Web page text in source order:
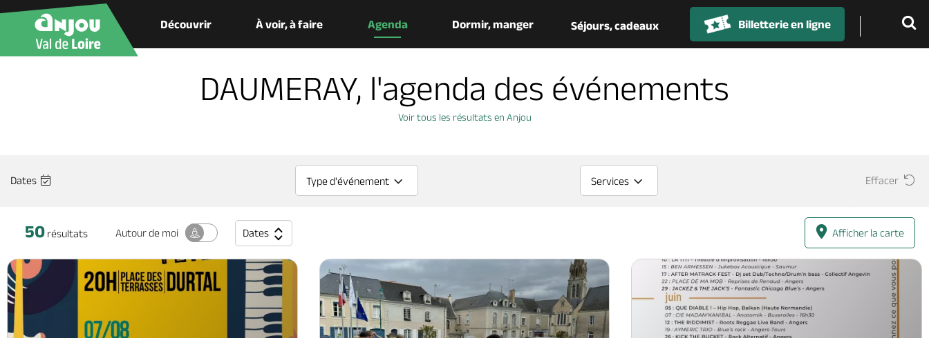
Découvrir À voir, à faire Agenda Dormir, manger Séjours, cadeaux Billetterie en ligne
DAUMERAY, l'agenda des événements
Voir tous les résultats en Anjou
Dates Type d'événement Services Effacer
50 résultats Autourde moi Dates Afficher la carte